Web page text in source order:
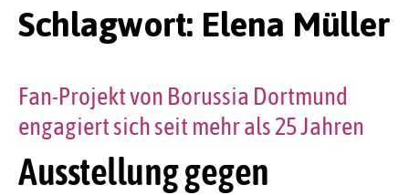
Schlagwort: Elena Müller
Ausstellung gegen
Fan-Projekt von Borussia Dortmund
engagiert sich seit mehr als 25 Jahren